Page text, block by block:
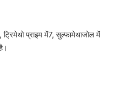
प्राइम में7, सुल्फामेथाजोल में